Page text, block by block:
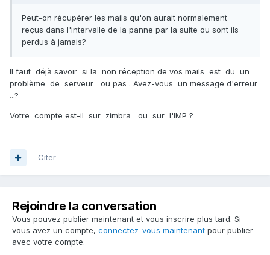
Peut-on récupérer les mails qu'on aurait normalement
reçus dans l'intervalle de la panne par la suite ou sont ils
perdus à jamais?
Il faut déjà savoir si la non réception de vos mails est du un
problème de serveur ou pas . Avez-vous un message d'erreur
...?
Votre compte est-il sur zimbra ou sur l'IMP ?
Citer
Rejoindre la conversation
Vous pouvez publier maintenant et vous inscrire plus tard. Si
vous avez un compte, connectez-vous maintenant pour publier
avec votre compte.